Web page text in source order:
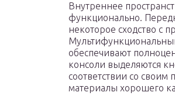
Внутреннее
функционально.
некоторое сходство с
обеспечивают
консоли выделяются
соответствии со
материалы хорошего